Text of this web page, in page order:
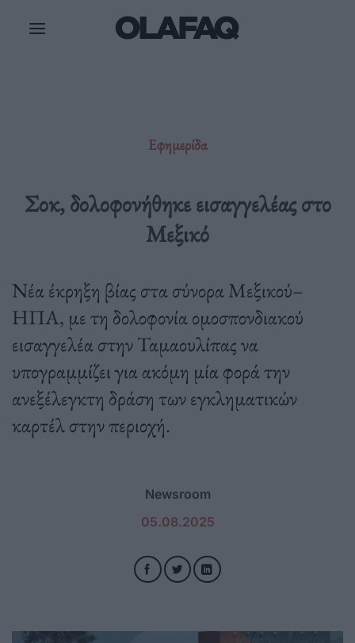
Εφημερίδα
Σοκ, δολοφονήθηκε εισαγγελέας στο
Μεξικό
Νέα έκρηξη βίας στα σύνορα Μεξικού–
ΗΠΑ, με τη δολοφονία ομοσπονδιακού
εισαγγελέα στην Ταμαουλίπας να
υπογραμμίζει για ακόμη μία φορά την
ανεξέλεγκτη δράση των εγκληματικών
καρτέλ στην περιοχή.
Newsroom
05.08.2025